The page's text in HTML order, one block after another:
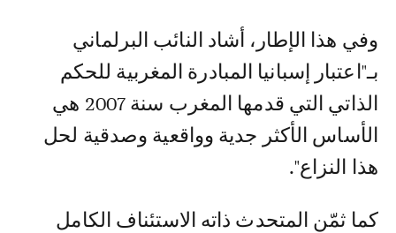
وفي هذا الإطار، أشاد النائب البرلماني
بـ"اعتبار إسبانيا المبادرة المغربية للحكم
الذاتي التي قدمها المغرب سنة 2007 هي
الأساس الأكثر جدية وواقعية وصدقية لحل
هذا النزاع".
كما ثمّن المتحدث ذاته الاستئناف الكامل